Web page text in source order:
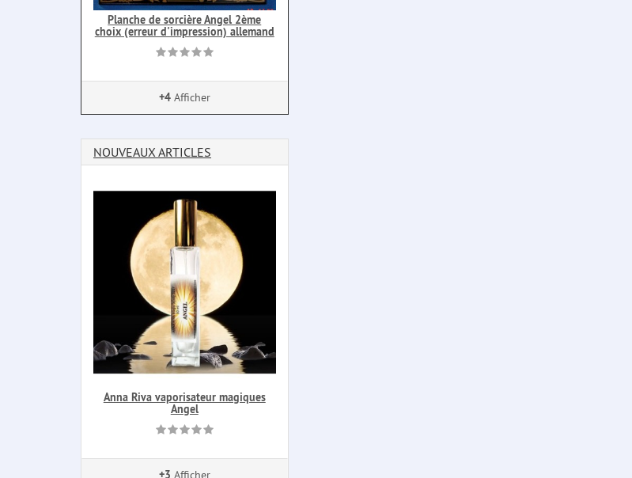
Planche de sorcière Angel 2ème
choix (erreur d'impression) allemand
+4Afficher
NOUVEAUX ARTICLES
Anna Riva vaporisateur magiques
Angel
+3 Afficher